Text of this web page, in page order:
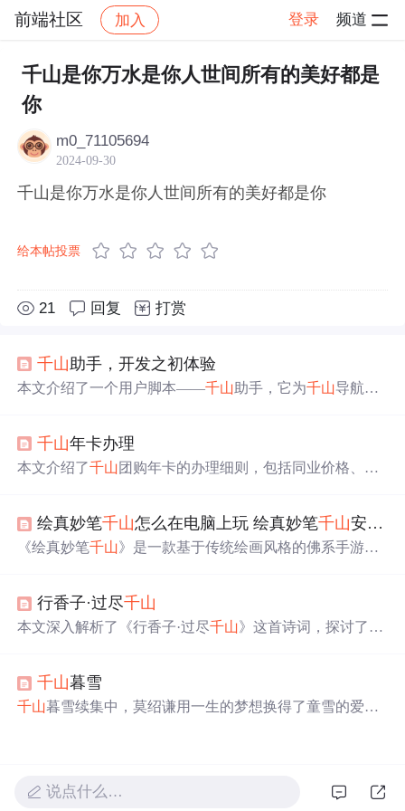
前端社区 加入 登录 频道
社区 前端社区 感慨 帖子详情
千山是你万水是你人世间所有的美好都是
你
m0_71105694
2024-09-30
千山是你万水是你人世间所有的美好都是你
给本帖投票
21 回复 打赏
千山 助手，开发之初体验
本文介绍了一个用户脚本——千山助手，它为千山导航站
整，成功提升了用户体验。
千山年卡办理
本文介绍了千山团购年卡的办理细则，包括同业价格、提
游客、70 周岁以上老人等。
绘真妙笔千山怎么在电脑上玩 绘真妙笔千山安卓模拟器教程
《绘真妙笔千山》是一款基于传统绘画风格的佛系手游，
脑配置至少4G内存以避免卡顿。
行香子·过尽千山
本文深入解析了《行香子·过尽千山》这首诗词，探讨了其
千山暮雪
千山暮雪续集中，莫绍谦用一生的梦想换得了童雪的爱，
同编织了一段关于爱情、责任与家庭的复杂纠葛。最终，
通过一系列转折与和解，这对恋人实现了完美的大结局。
说点什么…